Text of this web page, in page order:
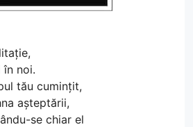
în noi.
tău cumințit,
așteptării,
se chiar el